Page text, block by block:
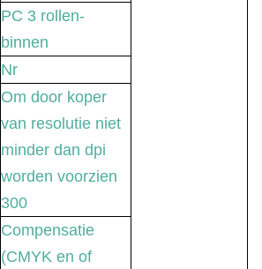
PC 3 rollen-
binnen
Nr
Om door koper
van resolutie niet
minder dan dpi
worden voorzien
300
Compensatie
(CMYK en of